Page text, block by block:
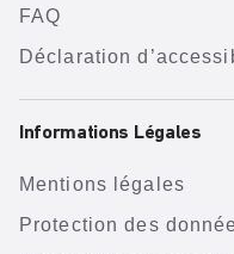
FAQ
Déclaration
Informations Légales
Mentions légales
Protection des